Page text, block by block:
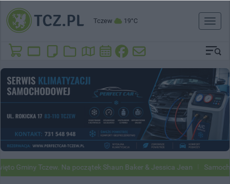
Tczew 19°C
Toggle
Tczew. Na początek Shaun Baker & Jessica Jean Samochody